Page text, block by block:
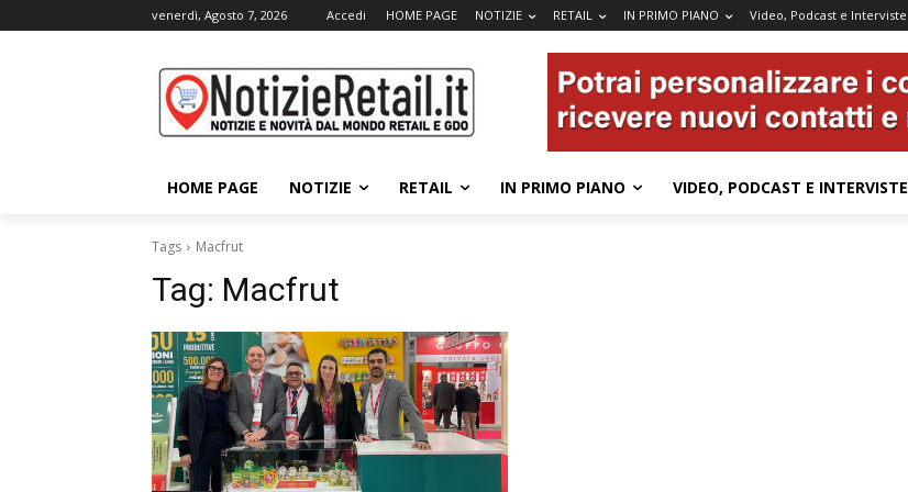
venerdì, Agosto 7, 2026 Accedi HOME PAGE NOTIZIE RETAIL IN PRIMO PIANO Video, Podcast e Interviste
HOME PAGE NOTIZIE RETAIL IN PRIMO PIANO VIDEO, PODCAST E INTERVISTE
Tags Macfrut
Tag: Macfrut